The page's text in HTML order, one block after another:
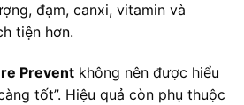
đạm, canxi, vitamin và
tiện hơn.
Prevent không nên được hiểu
tốt”. Hiệu quả còn phụ thuộc